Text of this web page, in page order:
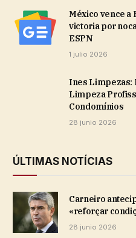
México vence a
victoria por
ESPN
1 julio 2026
Ines Limpezas:
Limpeza
Condomínios
28 junio 2026
ÚLTIMAS NOTÍCIAS
Carneiro
«reforçar
28 junio 2026